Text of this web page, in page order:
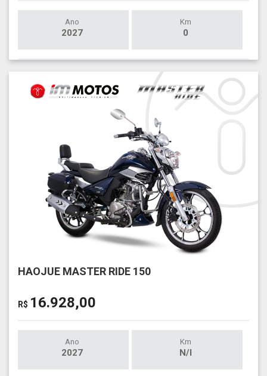
Ano
2027
Km
0
HAOJUE MASTER RIDE 150
R$ 16.928,00
Ano
2027
Km
N/I